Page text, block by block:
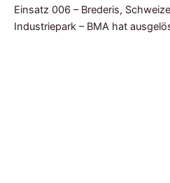
Einsatz 006 – Brederis,
Industriepark – BMA hat